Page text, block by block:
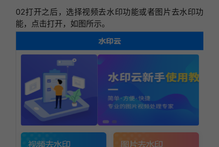
02打开之后，选择视频去水印功能或者图片去水印功
能，点击打开，如图所示。